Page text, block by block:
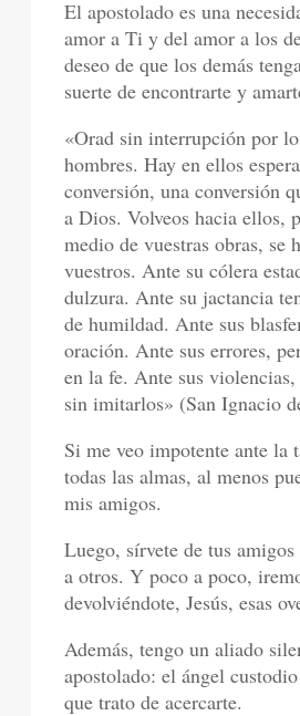
El apostolado es una
amor a Ti y del amor a los
deseo de que los demás
suerte de encontrarte y
«Orad sin interrupción por
hombres. Hay en ellos
conversión, una conversión
a Dios. Volveos hacia ellos,
medio de vuestras obras, se
vuestros. Ante su cólera
dulzura. Ante su jactancia
de humildad. Ante sus
oración. Ante sus errores,
en la fe. Ante sus
sin imitarlos» (San Ignacio
Si me veo impotente ante la
todas las almas, al menos
mis amigos.
Luego, sírvete de tus
a otros. Y poco a poco,
devolviéndote, Jesús, esas
Además, tengo un aliado
apostolado: el ángel
que trato de acercarte.